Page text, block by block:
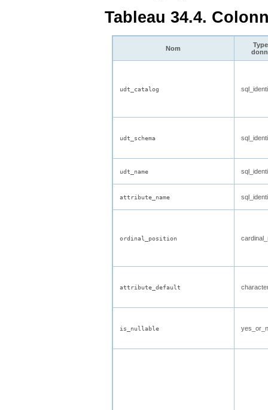
Tableau 34.4.
Nom
udt_catalog
udt_schema
udt_name
attribute_name
ordinal_position
attribute_default
is_nullable